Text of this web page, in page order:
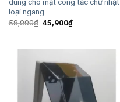
dùng cho mặt công tắc chữ nhật
loại ngang
58,000₫ Giá
gốc
45,900₫Giá
hiện